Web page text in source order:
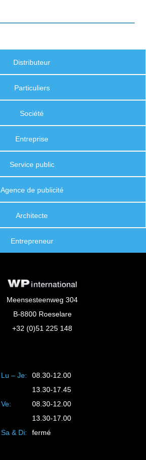
Distributeur
Particuliers
Société
Entreprise
Service public
Agence de publicité
Architecte
Entrepreneur
Meensesteenweg 304
B-8800 Roeselare
+32 (0)51 225 148
Lu – Je:
08.30-12.00
13.30-17.45
Ve:
08.30-12.00
13.30-17.00
Sa & Di:
fermé